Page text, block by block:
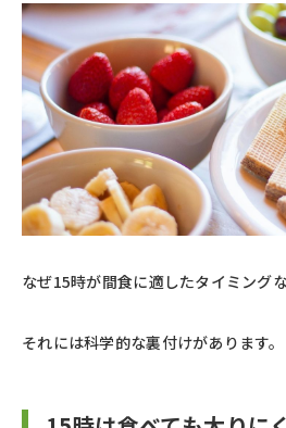
なぜ15時が間食に適したタイミング
それには科学的な裏付けがあります。